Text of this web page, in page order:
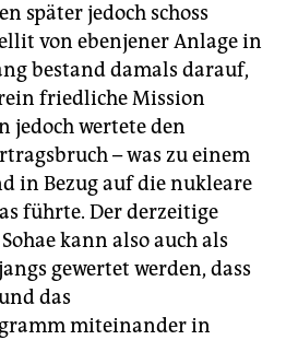
später jedoch schoss
von ebenjener Anlage in
bestand damals darauf,
friedliche Mission
jedoch wertete den
– was zu einem
in Bezug auf die nukleare
führte. Der derzeitige
kann also auch als
gewertet werden, dass
das
miteinander in